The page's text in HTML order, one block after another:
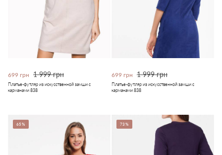
699 грн 1 999 грн
Платье-футляр из искусственной замши с
карманами 838
699 грн 1 999 грн
Платье-футляр из искусственной замши с
карманами 838
65% 73%